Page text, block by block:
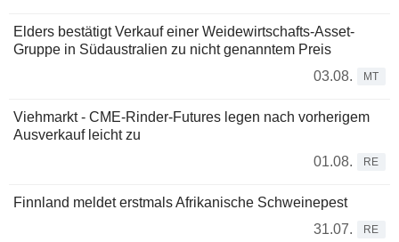
Elders bestätigt Verkauf einer Weidewirtschafts-Asset-
Gruppe in Südaustralien zu nicht genanntem Preis
03.08.
MT
Viehmarkt - CME-Rinder-Futures legen nach vorherigem
Ausverkauf leicht zu
01.08.
RE
Finnland meldet erstmals Afrikanische Schweinepest
31.07.
RE